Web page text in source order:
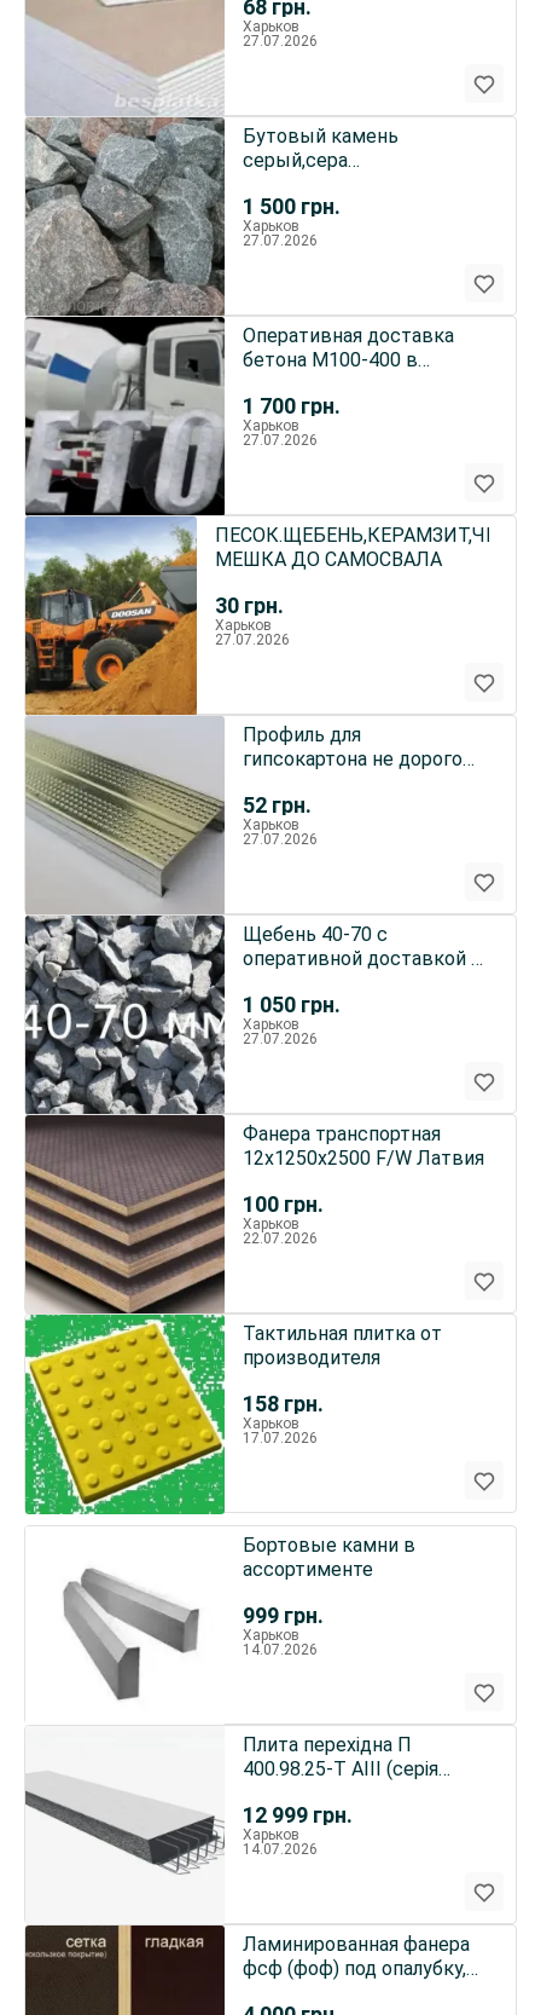
68 грн.
ДОРОГО.
Харьков
27.07.2026
1 500 грн.
Бутовый камень
серый,сера
оперативной доставкой.
Харьков
27.07.2026
1 700 грн.
Оперативная доставка
бетона М100-400 в
Харьков
27.07.2026
30 грн.
МЕШКА ДО САМОСВАЛА
Харьков
27.07.2026
52 грн.
Профиль для
гипсокартона не дорого
Харьков
27.07.2026
1 050 грн.
Щебень 40-70 с
оперативной доставкой в
Харьков
27.07.2026
100 грн.
Фанера транспортная
12х1250х2500 F/W Латвия
Харьков
22.07.2026
158 грн.
Тактильная плитка от
производителя
Харьков
17.07.2026
999 грн.
Бортовые камни в
ассортименте
Харьков
14.07.2026
12 999 грн.
Плита перехідна П
400.98.25-Т АІІІ (серія
Харьков
14.07.2026
Ламинированная фанера
фсф (фоф) под опалубку,